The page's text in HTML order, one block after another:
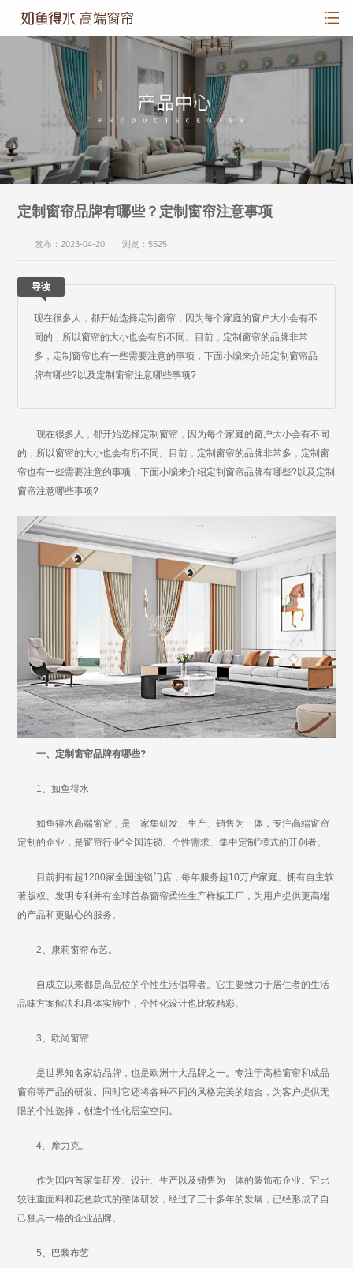
定制窗帘品牌有哪些？定制窗帘注意事项
发布：2023-04-20 浏览：5525
导读
现在很多人，都开始选择定制窗帘，因为每个家庭的窗户大小会有不
同的，所以窗帘的大小也会有所不同。目前，定制窗帘的品牌非常
多，定制窗帘也有一些需要注意的事项，下面小编来介绍定制窗帘品
牌有哪些?以及定制窗帘注意哪些事项?
现在很多人，都开始选择定制窗帘，因为每个家庭的窗户大小会有不同
的，所以窗帘的大小也会有所不同。目前，定制窗帘的品牌非常多，定制窗
帘也有一些需要注意的事项，下面小编来介绍定制窗帘品牌有哪些?以及定制
窗帘注意哪些事项?
一、定制窗帘品牌有哪些?
1、如鱼得水
如鱼得水高端窗帘，是一家集研发、生产、销售为一体，专注高端窗帘
定制的企业，是窗帘行业“全国连锁、个性需求、集中定制”模式的开创者。
目前拥有超1200家全国连锁门店，每年服务超10万户家庭。拥有自主软
著版权、发明专利并有全球首条窗帘柔性生产样板工厂，为用户提供更高端
的产品和更贴心的服务。
2、康莉窗帘布艺。
自成立以来都是高品位的个性生活倡导者。它主要致力于居住者的生活
品味方案解决和具体实施中，个性化设计也比较精彩。
3、欧尚窗帘
是世界知名家纺品牌，也是欧洲十大品牌之一。专注于高档窗帘和成品
窗帘等产品的研发。同时它还将各种不同的风格完美的结合，为客户提供无
限的个性选择，创造个性化居室空间。
4、摩力克。
作为国内首家集研发、设计、生产以及销售为一体的装饰布企业。它比
较注重面料和花色款式的整体研发，经过了三十多年的发展，已经形成了自
己独具一格的企业品牌。
5、巴黎布艺